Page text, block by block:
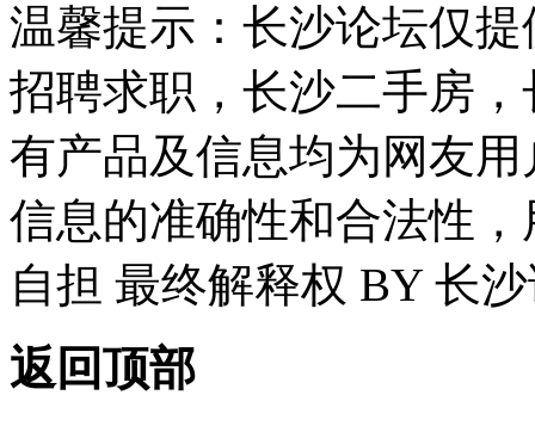
温馨提示：长沙论坛仅
招聘求职，长沙二手房
有产品及信息均为网友
信息的准确性和合法性
自担 最终解释权 BY 长
返回顶部